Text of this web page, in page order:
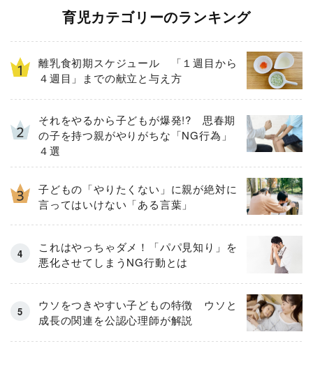
育児カテゴリーのランキング
離乳食初期スケジュール 「１週目から
４週目」までの献立と与え方
それをやるから子どもが爆発!? 思春期
の子を持つ親がやりがちな「NG行為」
４選
子どもの「やりたくない」に親が絶対に
言ってはいけない「ある言葉」
これはやっちゃダメ！「パパ見知り」を
悪化させてしまうNG行動とは
ウソをつきやすい子どもの特徴 ウソと
成長の関連を公認心理師が解説